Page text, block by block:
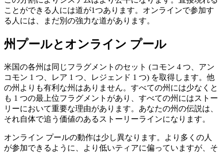
ことができる人には道が1つあります。オンラインで参加す
る人には、まだ別の強力な道があります。
州プールとオンライン プール
米国の各州は同じフラグメントのセット (コモン 4 つ、アン
コモン 1 つ、レア 1 つ、レジェンド 1 つ) を取得します。他
の州よりも有利な州はありません。すべての州には少なくと
も 1 つの最上位フラグメントがあり、すべての州にはストー
リーにおいて重要な理由があります。あなたの州の伝説は、
それ自体で追う価値のあるストーリーラインになります。
オンライン プールの動作は少し異なります。より多くの人
が参加できるように、より低いティアに偏っていますが、そ